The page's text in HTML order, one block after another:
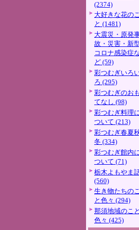
(2374)
大好きな花のこ
と (1481)
大震災・原発
故・災害・新
コロナ感染症
ど (59)
彩つむぎいろ
ろ (295)
彩つむぎのおも
てなし (98)
彩つむぎ料理
ついて (213)
彩つむぎ春夏
冬 (334)
彩つむぎ館内
ついて (71)
栃木よもやま
(560)
生き物たちのこ
と色々 (294)
那須地域のこと
色々 (425)